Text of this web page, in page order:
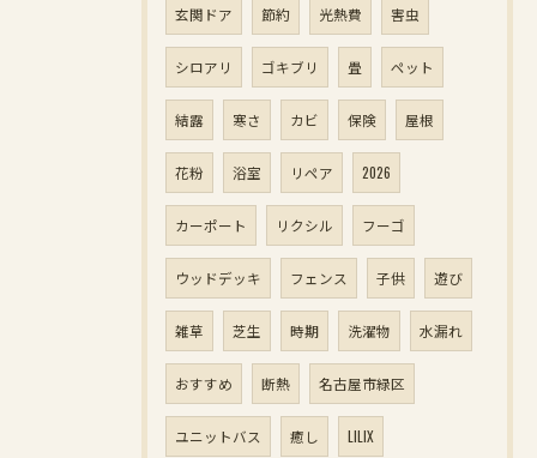
玄関ドア 節約 光熱費 害虫
シロアリ ゴキブリ 畳 ペット
結露 寒さ カビ 保険 屋根
花粉 浴室 リペア 2026
カーポート リクシル フーゴ
ウッドデッキ フェンス 子供 遊び
雑草 芝生 時期 洗濯物 水漏れ
おすすめ 断熱 名古屋市緑区
ユニットバス 癒し LILIX